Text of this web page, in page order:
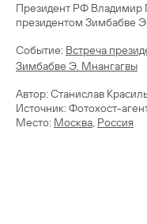
Президент РФ Владимир
президентом Зимбабве
Cобытие: Встреча
Зимбабве Э. Мнангагвы
Автор: Станислав
Источник: Фотохост-
Место: Москва, Россия